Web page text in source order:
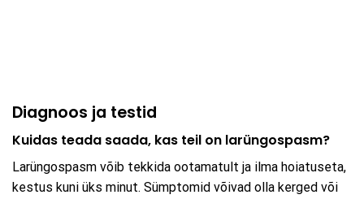
Diagnoos ja testid
Kuidas teada saada, kas teil on larüngospasm?
Larüngospasm võib tekkida ootamatult ja ilma hoiatuseta,
kestus kuni üks minut. Sümptomid võivad olla kerged või